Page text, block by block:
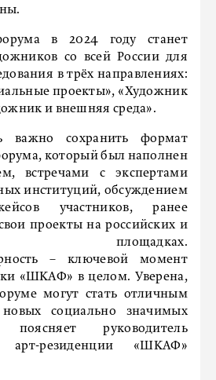
в 2024 году станет
со всей России для
в трёх направлениях:
проекты», «Художник
и внешняя среда».
важно сохранить формат
который был наполнен
встречами с экспертами
институций, обсуждением
участников, ранее
проекты на российских и
площадках.
– ключевой момент
«ШКАФ» в целом. Уверена,
могут стать отличным
социально значимых
руководитель
резиденции «ШКАФ»